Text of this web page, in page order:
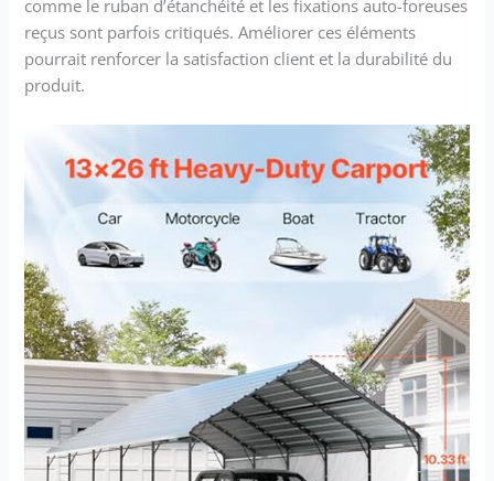
comme le ruban d’étanchéité et les fixations auto-foreuses
reçus sont parfois critiqués. Améliorer ces éléments
pourrait renforcer la satisfaction client et la durabilité du
produit.